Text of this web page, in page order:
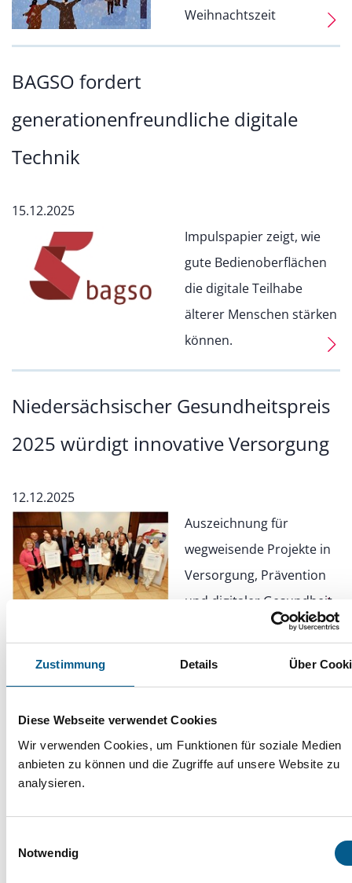
Zustimmung Details Über
Diese Webseite verwendet Cookies
Wir verwenden Cookies, um Funktionen für soziale Medien
anbieten zu können und die Zugriffe auf unsere Website zu
analysieren.
Notwendig
Weihnachtszeit
BAGSO fordert
generationenfreundliche digitale
Technik
15.12.2025
Impulspapier zeigt, wie
gute Bedienoberflächen
die digitale Teilhabe
älterer Menschen stärken
können.
Niedersächsischer Gesundheitspreis
2025 würdigt innovative Versorgung
12.12.2025
Auszeichnung für
wegweisende Projekte in
Versorgung, Prävention
und digitaler Gesundheit
SoVD-Umfrage: Pflegende Angehörige
10.12.2025